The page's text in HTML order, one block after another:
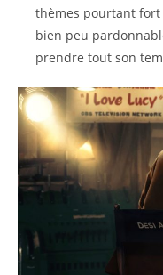
thèmes pourtant
bien peu
prendre tout son